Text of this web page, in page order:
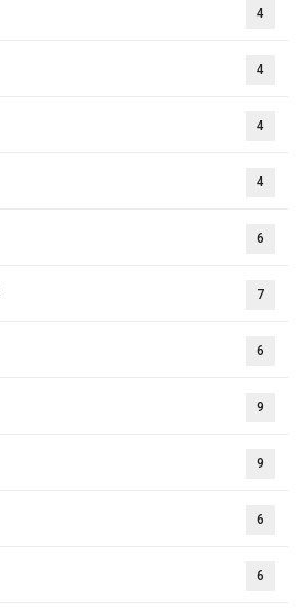
4
4
4
4
6
7
6
9
9
6
6